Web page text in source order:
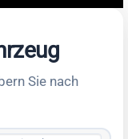
Sie nach